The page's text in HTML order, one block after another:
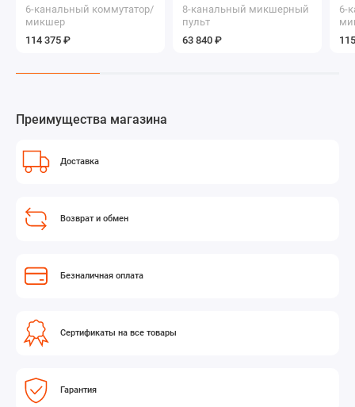
6-канальный коммутатор/
микшер
114 375 ₽
8-канальный микшерный
пульт
63 840 ₽
6-
Преимущества магазина
Доставка
Возврат и обмен
Безналичная оплата
Сертификаты на все товары
Гарантия